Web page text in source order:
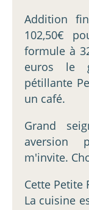
Addition
102,50€
formule à
euros le
pétillante
un café.
Grand
aversion
m'invite.
Cette Petite
La cuisine